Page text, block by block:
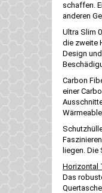
schaffen.
anderen
Ultra Slim
die zweite
Design
Carbon
einer
liegen.
Horizontal
Das